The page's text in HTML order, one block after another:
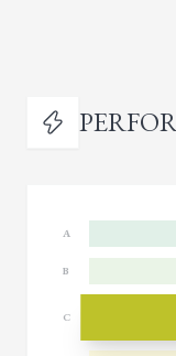
A
B
C